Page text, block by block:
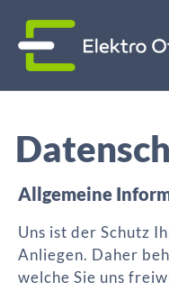
Allgemeine
Uns ist der Schutz
Anliegen. Daher
welche Sie uns